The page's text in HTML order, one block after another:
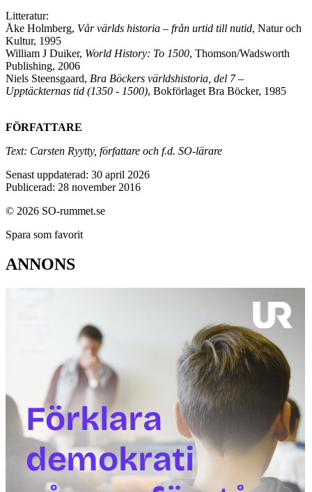
Litteratur:
Åke Holmberg, Vår världs historia – från urtid till nutid, Natur och
Kultur, 1995
William J Duiker, World History: To 1500, Thomson/Wadsworth
Publishing, 2006
Niels Steensgaard, Bra Böckers världshistoria, del 7 –
Upptäckternas tid (1350 - 1500), Bokförlaget Bra Böcker, 1985
FÖRFATTARE
Text: Carsten Ryytty, författare och f.d. SO-lärare
Senast uppdaterad: 30 april 2026
Publicerad: 28 november 2016
© 2026 SO-rummet.se
Spara som favorit
ANNONS